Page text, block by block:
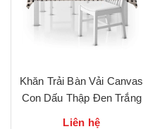
Khăn Trải Bàn Vải Canvas
Con Dấu Thập Đen Trắng
Liên hệ